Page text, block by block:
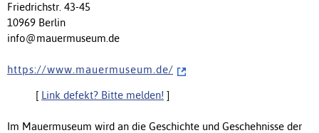
Friedrichstr. 43-45
10969 Berlin
info@mauermuseum.de
h t t p s : / / w w w . m a u e r m u s e u m . d e /
[ Link defekt? Bitte melden! ]
Im Mauermuseum wird an die Geschichte und Geschehnisse der